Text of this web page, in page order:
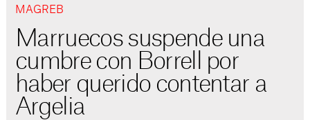
MAGREB
Marruecos suspende una
cumbre con Borrell por
haber querido contentar a
Argelia